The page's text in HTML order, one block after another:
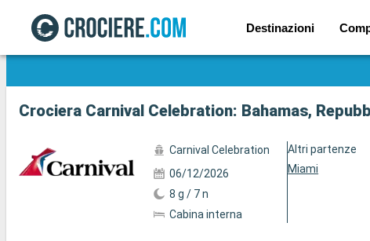
Destinazioni
Mostra le altre 5 foto
Crociera Carnival Celebration: Bahamas,
Carnival Celebration
06/12/2026
8 g / 7 n
Cabina interna
Altri partenze
Miami